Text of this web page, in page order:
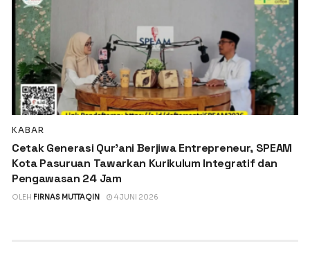
KABAR
Cetak Generasi Qur’ani Berjiwa Entrepreneur, SPEAM
Kota Pasuruan Tawarkan Kurikulum Integratif dan
Pengawasan 24 Jam
OLEH FIRNAS MUTTAQIN 4 JUNI 2026